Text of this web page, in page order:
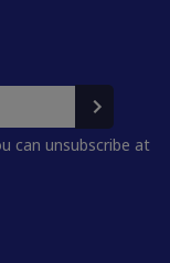
can unsubscribe at